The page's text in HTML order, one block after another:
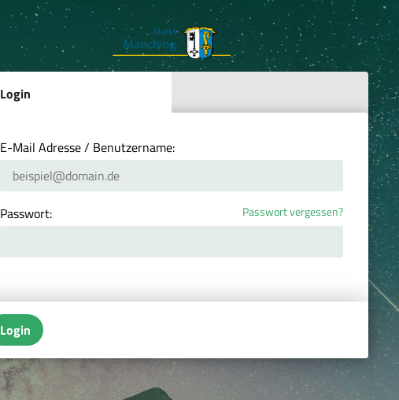
Login
E-Mail Adresse / Benutzername:
Passwort: Passwort vergessen?
Login